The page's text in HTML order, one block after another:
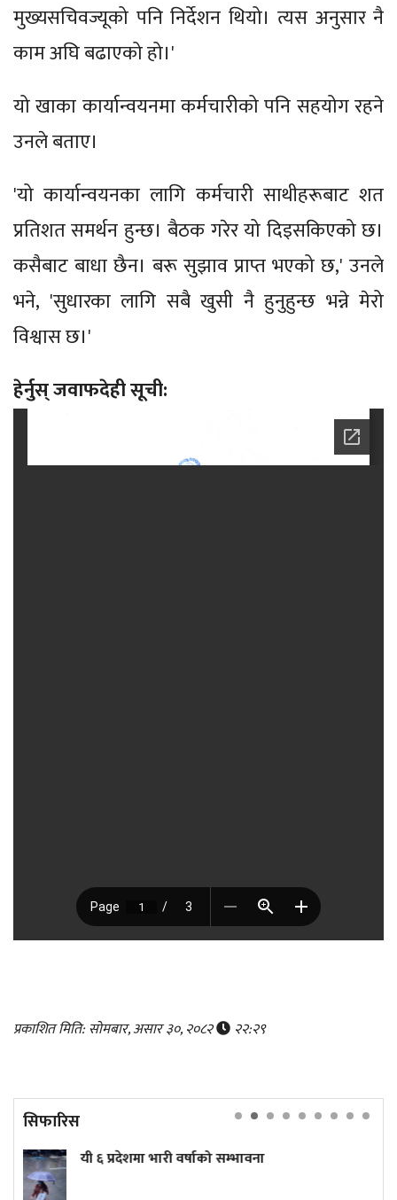
मुख्यसचिवज्यूको पनि निर्देशन थियो। त्यस अनुसार नै
काम अघि बढाएको हो।'
यो खाका कार्यान्वयनमा कर्मचारीको पनि सहयोग रहने
उनले बताए।
'यो कार्यान्वयनका लागि कर्मचारी साथीहरूबाट शत
प्रतिशत समर्थन हुन्छ। बैठक गरेर यो दिइसकिएको छ।
कसैबाट बाधा छैन। बरू सुझाव प्राप्त भएको छ,' उनले
भने, 'सुधारका लागि सबै खुसी नै हुनुहुन्छ भन्ने मेरो
विश्वास छ।'
हेर्नुस् जवाफदेही सूची:
प्रकाशित मिति: सोमबार, असार ३०, २०८२ २२:२९
सिफारिस
वर्षाको सम्भावना